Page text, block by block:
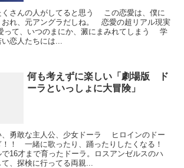
くさんの人がしてると思う この恋愛は、僕に
れ、元アングラだしね。 恋愛の超リアル現実
って、いつのまにか、澱にまみれてしまう 学
恋人たちには...
何も考えずに楽しい「劇場版 ド
ーラといっしょに大冒険」
、勇敢な主人公、少女ドーラ ヒロインのドー
！！ 一緒に歌ったり、踊ったりしたくなる！
16才まで育ったドーラ。ロスアンゼルスのハ
、探検に行ってる両親...